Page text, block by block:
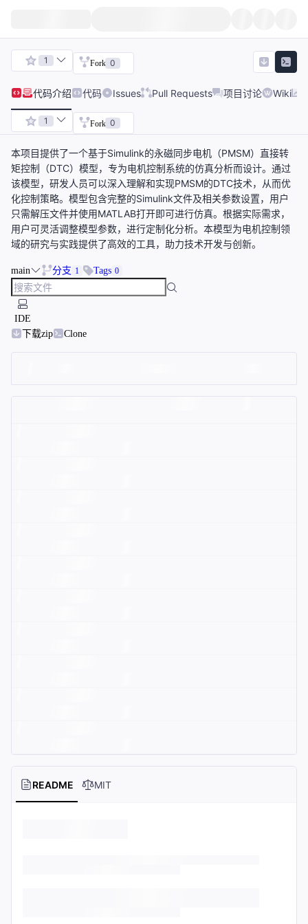
1 Fork 0
代码介绍 代码 Issues Pull Requests 项目讨论 Wiki
1 Fork 0
本项目提供了一个基于Simulink的永磁同步电机（PMSM）直接转
矩控制（DTC）模型，专为电机控制系统的仿真分析而设计。通过
该模型，研发人员可以深入理解和实现PMSM的DTC技术，从而优
化控制策略。模型包含完整的Simulink文件及相关参数设置，用户
只需解压文件并使用MATLAB打开即可进行仿真。根据实际需求，
用户可灵活调整模型参数，进行定制化分析。本模型为电机控制领
域的研究与实践提供了高效的工具，助力技术开发与创新。
main 分支 1 Tags 0
IDE
下载zip
Clone
README MIT